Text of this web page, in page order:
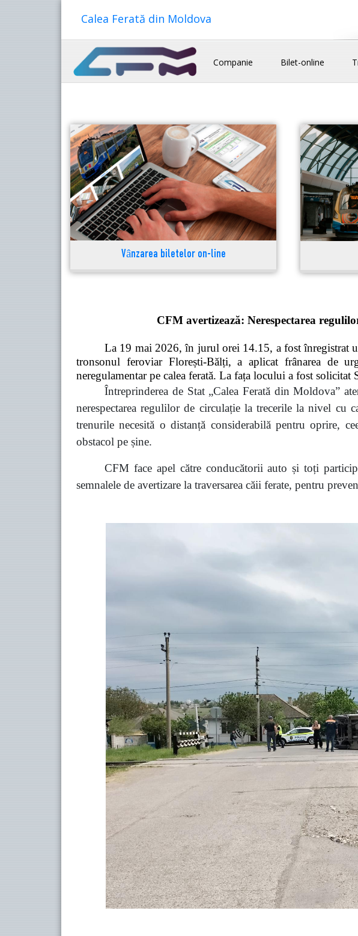
Calea Ferată din Moldova
Companie Bilet-online
Vânzarea biletelor on-line
CFM avertizează: Nerespectarea
La 19 mai 2026, în jurul orei 14.15, a fost înregistrat
tronsonul feroviar Florești-Bălți, a aplicat frânarea de
neregulamentar pe calea ferată. La fața locului a fost
Întreprinderea de Stat „Calea Ferată din Moldova”
nerespectarea regulilor de circulație la trecerile la nivel cu
trenurile necesită o distanță considerabilă pentru oprire,
obstacol pe șine.
CFM face apel către conducătorii auto și toți
semnalele de avertizare la traversarea căii ferate, pentru